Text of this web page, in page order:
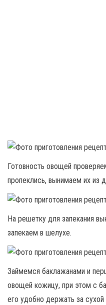
Готовность овощей
пропеклись, вынимаем их из
На решетку для запекания
запекаем в шелухе.
Займемся баклажанами и
овощей кожицу, при этом с
его удобно держать за